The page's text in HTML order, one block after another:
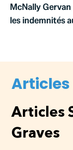
McNally
les indemnités
Articles
Graves